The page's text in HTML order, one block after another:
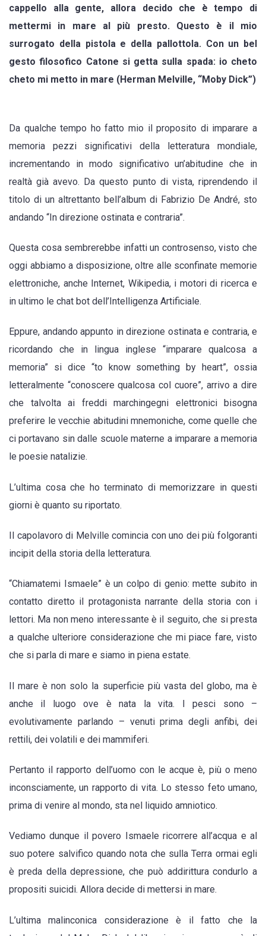
tasca…”
(Herman
Melville,
“Moby
Dick”)
cappello alla gente, allora decido che è tempo di
mettermi in mare al più presto. Questo è il mio
surrogato della pistola e della pallottola. Con un bel
gesto filosofico Catone si getta sulla spada: io cheto
cheto mi metto in mare (Herman Melville, “Moby Dick”)
Da qualche tempo ho fatto mio il proposito di imparare a
memoria pezzi significativi della letteratura mondiale,
incrementando in modo significativo un’abitudine che in
realtà già avevo. Da questo punto di vista, riprendendo il
titolo di un altrettanto bell’album di Fabrizio De André, sto
andando “In direzione ostinata e contraria”.
Questa cosa sembrerebbe infatti un controsenso, visto che
oggi abbiamo a disposizione, oltre alle sconfinate memorie
elettroniche, anche Internet, Wikipedia, i motori di ricerca e
in ultimo le chat bot dell’Intelligenza Artificiale.
Eppure, andando appunto in direzione ostinata e contraria, e
ricordando che in lingua inglese “imparare qualcosa a
memoria” si dice “to know something by heart”, ossia
letteralmente “conoscere qualcosa col cuore”, arrivo a dire
che talvolta ai freddi marchingegni elettronici bisogna
preferire le vecchie abitudini mnemoniche, come quelle che
ci portavano sin dalle scuole materne a imparare a memoria
le poesie natalizie.
L’ultima cosa che ho terminato di memorizzare in questi
giorni è quanto su riportato.
Il capolavoro di Melville comincia con uno dei più folgoranti
incipit della storia della letteratura.
“Chiamatemi Ismaele” è un colpo di genio: mette subito in
contatto diretto il protagonista narrante della storia con i
lettori. Ma non meno interessante è il seguito, che si presta
a qualche ulteriore considerazione che mi piace fare, visto
che si parla di mare e siamo in piena estate.
Il mare è non solo la superficie più vasta del globo, ma è
anche il luogo ove è nata la vita. I pesci sono –
evolutivamente parlando – venuti prima degli anfibi, dei
rettili, dei volatili e dei mammiferi.
Pertanto il rapporto dell’uomo con le acque è, più o meno
inconsciamente, un rapporto di vita. Lo stesso feto umano,
prima di venire al mondo, sta nel liquido amniotico.
Vediamo dunque il povero Ismaele ricorrere all’acqua e al
suo potere salvifico quando nota che sulla Terra ormai egli
è preda della depressione, che può addirittura condurlo a
propositi suicidi. Allora decide di mettersi in mare.
L’ultima malinconica considerazione è il fatto che la